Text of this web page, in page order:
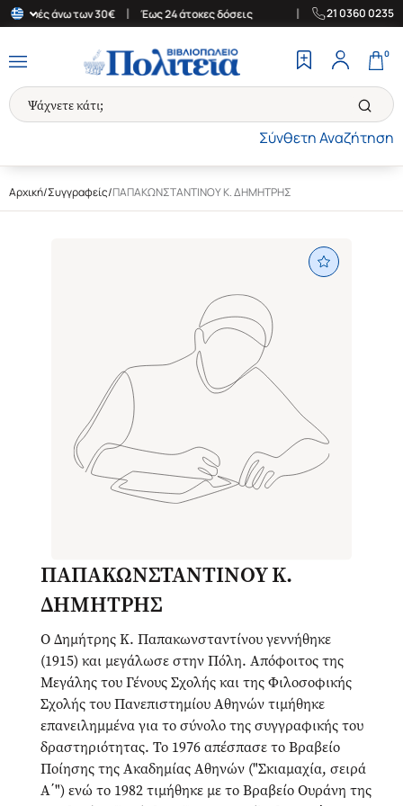
άνω των 30€ | Έως 24 άτοκες δόσεις Δωρεάν21 0360 0235
Σύνθετη Αναζήτηση
0
Αρχική/Συγγραφείς/ΠΑΠΑΚΩΝΣΤΑΝΤΙΝΟΥ Κ. ΔΗΜΗΤΡΗΣ
ΠΑΠΑΚΩΝΣΤΑΝΤΙΝΟΥ Κ.
ΔΗΜΗΤΡΗΣ
Ο Δημήτρης Κ. Παπακωνσταντίνου γεννήθηκε
(1915) και μεγάλωσε στην Πόλη. Απόφοιτος της
Μεγάλης του Γένους Σχολής και της Φιλοσοφικής
Σχολής του Πανεπιστημίου Αθηνών τιμήθηκε
επανειλημμένα για το σύνολο της συγγραφικής του
δραστηριότητας. Το 1976 απέσπασε το Βραβείο
Ποίησης της Ακαδημίας Αθηνών ("Σκιαμαχία, σειρά
Α΄") ενώ το 1982 τιμήθηκε με το Βραβείο Ουράνη της